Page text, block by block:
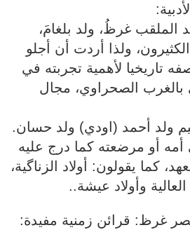
غرظُ، ولد بلغامَ،
ولذا أردت أن أجلو
تاريخيا لأهمية تجربته في
بالغرب الصحراوي، مجال
ولد أحمد (اودي) ولد حسان.
أمه أو مرضعته كما درج عليه
كما يقولون: أولاد الزناگية،
العالية وأولاد عيشة..
غرظ: قرائن زمنية مفيدة: